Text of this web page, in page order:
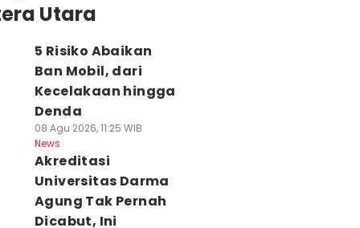
Utara
5 Risiko Abaikan
Ban Mobil, dari
Kecelakaan hingga
Denda
08 Agu 2026, 11:25 WIB
News
Akreditasi
Universitas Darma
Agung Tak Pernah
Dicabut, Ini